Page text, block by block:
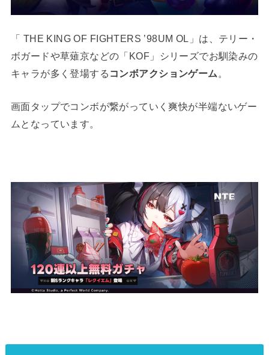
「 THE KING OF FIGHTERS ’98UM OL
」は、テリー・
ボガードや草薙京などの「KOF 」シリーズでお馴染みの
キャラが多く登場する コンボアクションゲーム
画面タップでコンボが繋がっていく爽快が半端ないゲー
ムとなっています。